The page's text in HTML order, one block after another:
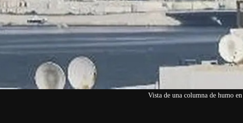
Vista de una columna de humo